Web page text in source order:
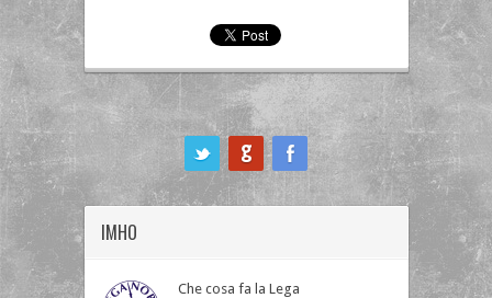
IMHO
Che cosa fa la Lega